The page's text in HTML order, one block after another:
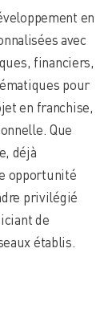
en
avec
financiers,
pour
en franchise,
Que
déjà
opportunité
privilégié
de
établis.